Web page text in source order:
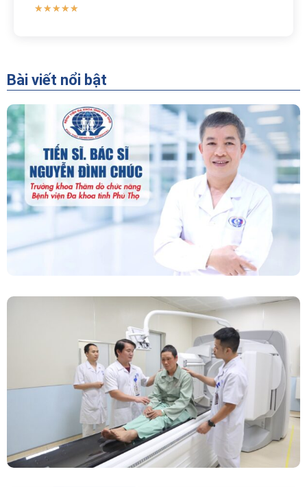
★★★★★
Bài viết nổi bật
“Người Dẫn Đường” Của Khoa Thăm Dò Chức
Năng – Bệnh Viện Đa Khoa Tỉnh Phú Thọ
Chính Thức Vận Hành Máy Xạ Hình Thế Hệ
Mới Spect/CT Trong Chẩn Đoán Và Điều Trị
Ung Thư Tại Bệnh Viện Đa Khoa Tỉnh Phú Thọ